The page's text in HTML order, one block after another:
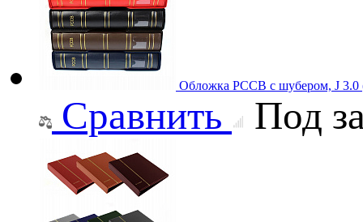
Обложка РССВ с шубером, J
Сравнить Под